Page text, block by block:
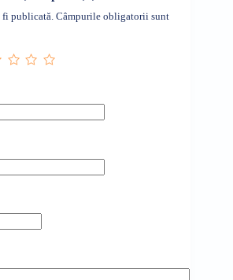
fi publicată. Câmpurile obligatorii sunt